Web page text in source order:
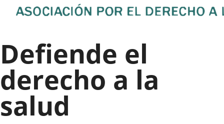
Defiende el
derecho a la
salud